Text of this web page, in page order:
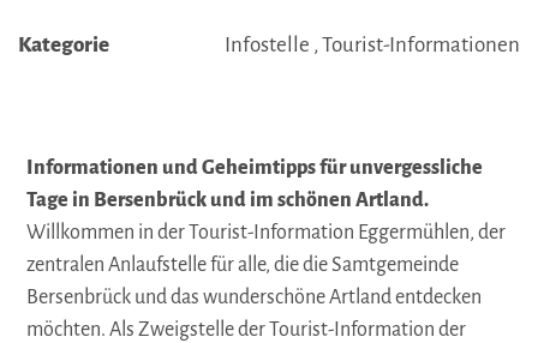
Kategorie Infostelle , Tourist-Informationen
Informationen und Geheimtipps für unvergessliche
Tage in Bersenbrück und im schönen Artland.
Willkommen in der Tourist-Information Eggermühlen, der
zentralen Anlaufstelle für alle, die die Samtgemeinde
Bersenbrück und das wunderschöne Artland entdecken
möchten. Als Zweigstelle der Tourist-Information der